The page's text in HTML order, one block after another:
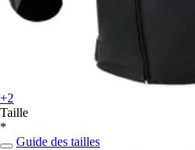
+2
Taille
*
Guide des tailles